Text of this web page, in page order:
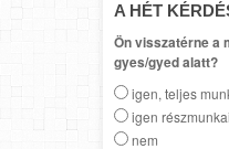
A HÉT
Ön visszatérne a
gyes/gyed alatt?
igen, teljes
igen
nem